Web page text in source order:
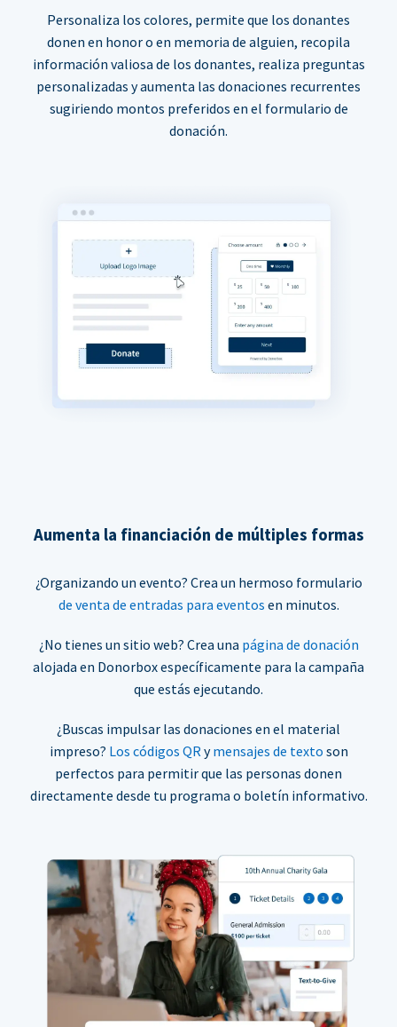
Personaliza los colores, permite que los donantes
donen en honor o en memoria de alguien, recopila
información valiosa de los donantes, realiza preguntas
personalizadas y aumenta las donaciones recurrentes
sugiriendo montos preferidos en el formulario de
donación.
Aumenta la financiación de múltiples formas
¿Organizando un evento? Crea un hermoso formulario
de venta de entradas para eventos en minutos.
¿No tienes un sitio web? Crea una página de donación
alojada en Donorbox específicamente para la campaña
que estás ejecutando.
¿Buscas impulsar las donaciones en el material
impreso? Los códigos QRymensajes de texto son
perfectos para permitir que las personas donen
directamente desde tu programa o boletín informativo.